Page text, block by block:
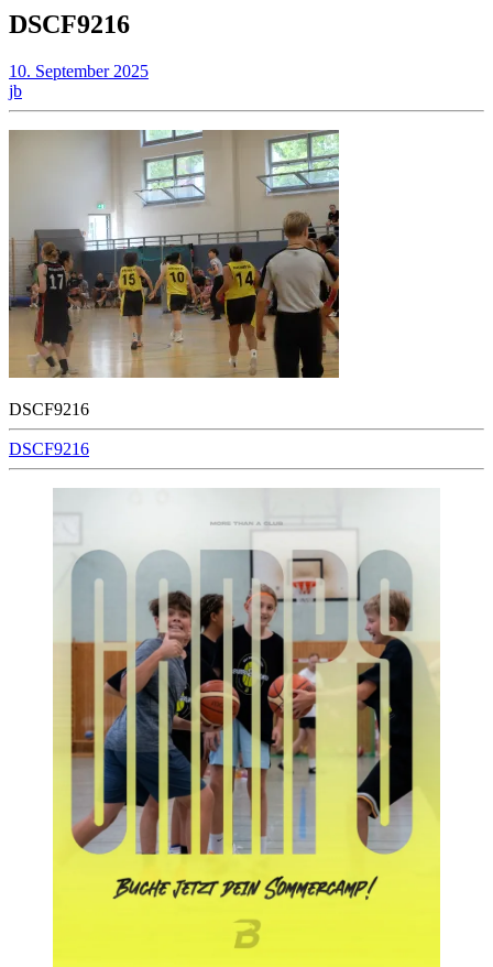
DSCF9216
10. September 2025
jb
DSCF9216
Beitragsnavigation
DSCF9216